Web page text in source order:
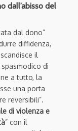
dall’abisso del
dal dono”
diffidenza,
il
di
a tutto, la
una porta
reversibili”.
di violenza e
” con il